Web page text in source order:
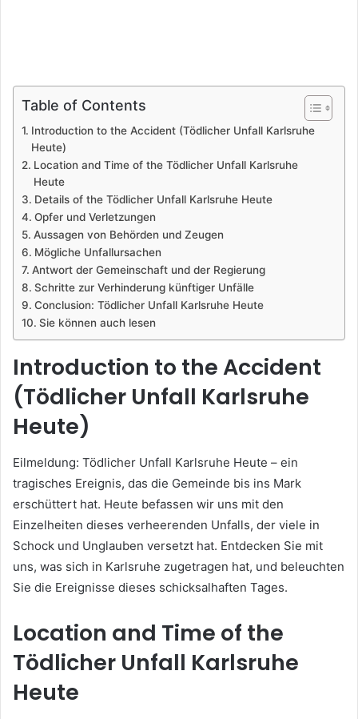
Table of Contents
Introduction to the Accident (Tödlicher Unfall Karlsruhe
Heute)
Location and Time of the Tödlicher Unfall Karlsruhe
Heute
Details of the Tödlicher Unfall Karlsruhe Heute
Opfer und Verletzungen
Aussagen von Behörden und Zeugen
Mögliche Unfallursachen
Antwort der Gemeinschaft und der Regierung
Schritte zur Verhinderung künftiger Unfälle
Conclusion: Tödlicher Unfall Karlsruhe Heute
Sie können auch lesen
Introduction to the Accident
(Tödlicher Unfall Karlsruhe
Heute)
Eilmeldung: Tödlicher Unfall Karlsruhe Heute – ein
tragisches Ereignis, das die Gemeinde bis ins Mark
erschüttert hat. Heute befassen wir uns mit den
Einzelheiten dieses verheerenden Unfalls, der viele in
Schock und Unglauben versetzt hat. Entdecken Sie mit
uns, was sich in Karlsruhe zugetragen hat, und beleuchten
Sie die Ereignisse dieses schicksalhaften Tages.
Location and Time of the
Tödlicher Unfall Karlsruhe
Heute